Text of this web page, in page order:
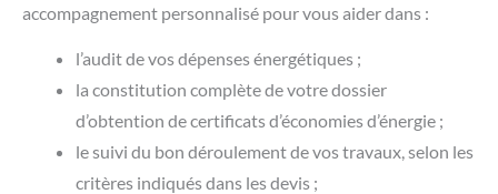
accompagnement personnalisé pour vous aider dans :
l’audit de vos dépenses énergétiques ;
la constitution complète de votre dossier
d’obtention de certificats d’économies d’énergie ;
le suivi du bon déroulement de vos travaux, selon les
critères indiqués dans les devis ;